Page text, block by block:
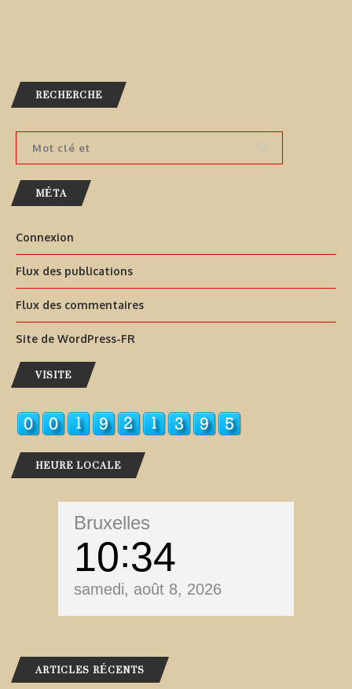
RECHERCHE
MÉTA
Connexion
Flux des publications
Flux des commentaires
Site de WordPress-FR
VISITE
HEURE LOCALE
Bruxelles
10 34
samedi, août 8, 2026
ARTICLES RÉCENTS